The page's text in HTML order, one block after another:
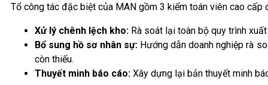
Tổ công tác đặc biệt của MAN gồm 3 kiểm toán viên cao
Xử lý chênh lệch kho: Rà soát lại toàn bộ quy trình
Bổ sung hồ sơ nhân sự:Hướng dẫn doanh nghiệp rà
còn thiếu.
Thuyết minh báo cáo: Xây dựng lại bản thuyết minh